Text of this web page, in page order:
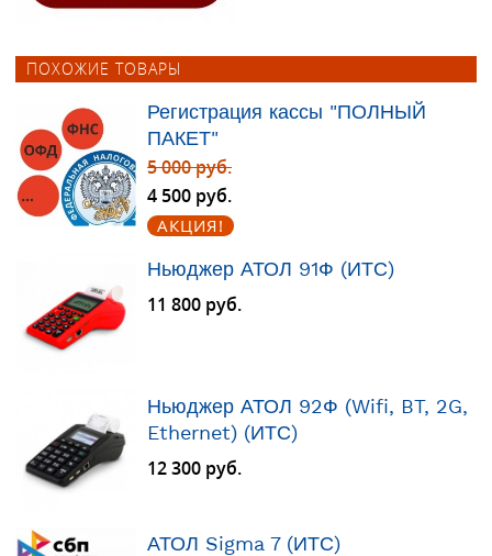
ПОХОЖИЕ ТОВАРЫ
Регистрация кассы "ПОЛНЫЙ
ПАКЕТ"
5 000 руб.
4 500 руб.
АКЦИЯ!
Ньюджер АТОЛ 91Ф (ИТС)
11 800 руб.
Ньюджер АТОЛ 92Ф (Wifi, BT, 2G,
Ethernet) (ИТС)
12 300 руб.
АТОЛ Sigma 7 (ИТС)